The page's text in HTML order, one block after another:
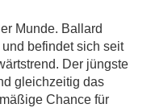
Munde. Ballard
befindet sich seit
Der jüngste
gleichzeitig das
Chance für